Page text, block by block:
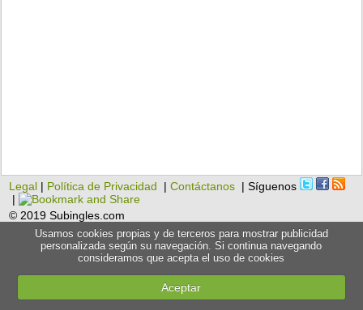
Legal | Política de Privacidad |Contáctanos | Síguenos
|
© 2019 Subingles.com
Usamos cookies propias y de terceros para mostrar publicidad
personalizada según su navegación. Si continua navegando
consideramos que acepta el uso de cookies
Aceptar